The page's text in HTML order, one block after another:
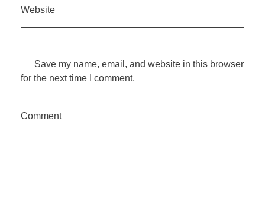
o
e
m
Website
Save my name, email, and website in this browser
for the next time I comment.
Comment